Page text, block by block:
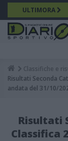
Salta
al
contenuto
principale
ULTIMORA
Classifiche e
Risultati Seconda
andata del 31/10/
Risultati
Classifica